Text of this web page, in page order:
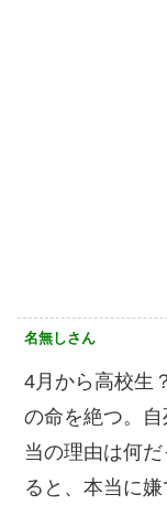
名無しさん
4月から高校生
の命を絶つ。
当の理由は何
ると、本当に